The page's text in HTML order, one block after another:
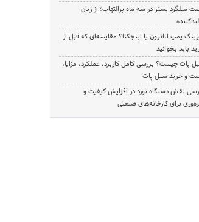
میلگرد بستر در سه ماه پرالتهاب؛ از زبان
پمپ اتاترون یا اینجکتا؟ مقایسه‌ای که قبل از
باید بخوانید
پات چیست؟ بررسی کامل کاربرد، عملکرد، مزایا،
و خرید سیل پات
نقش دستگاه نورد در افزایش کیفیت و
برای کارخانه‌های صنعتی